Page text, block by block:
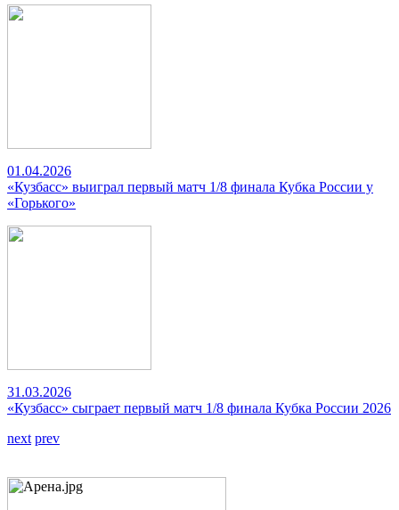
01.04.2026
«Кузбасс» выиграл первый матч 1/8 финала Кубка России у
«Горького»
31.03.2026
«Кузбасс» сыграет первый матч 1/8 финала Кубка России 2026
next prev